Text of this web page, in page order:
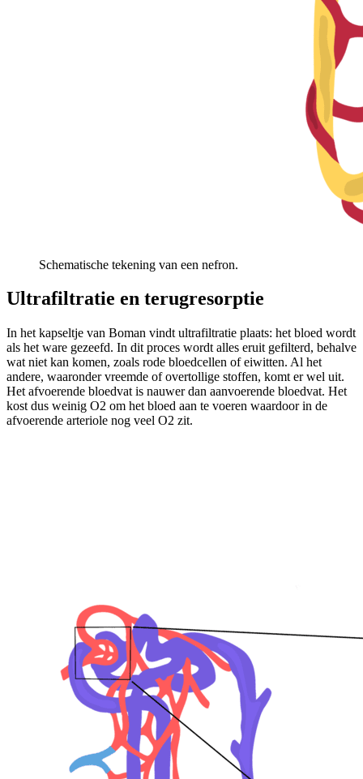
Schematische tekening van een nefron.
Ultrafiltratie en terugresorptie
In het kapseltje van Boman vindt ultrafiltratie plaats: het bloed wordt
als het ware gezeefd. In dit proces wordt alles eruit gefilterd, behalve
wat niet kan komen, zoals rode bloedcellen of eiwitten. Al het
andere, waaronder vreemde of overtollige stoffen, komt er wel uit.
Het afvoerende bloedvat is nauwer dan aanvoerende bloedvat. Het
kost dus weinig O2 om het bloed aan te voeren waardoor in de
afvoerende arteriole nog veel O2 zit.